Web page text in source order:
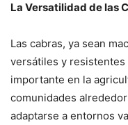
La Versatilidad de las
Las cabras, ya sean
versátiles y resistentes
importante en la
comunidades
adaptarse a entornos